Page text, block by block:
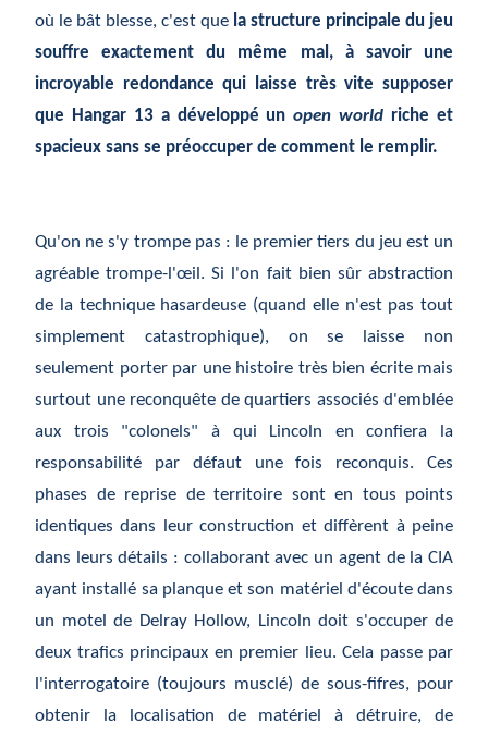
où le bât blesse, c'est que la structure principale du jeu
souffre exactement du même mal, à savoir une
incroyable redondance qui laisse très vite supposer
que Hangar 13 a développé unopen world riche et
spacieux sans se préoccuper de comment le remplir.
Qu'on ne s'y trompe pas : le premier tiers du jeu est un
agréable trompe-l'œil. Si l'on fait bien sûr abstraction
de la technique hasardeuse (quand elle n'est pas tout
simplement catastrophique), on se laisse non
seulement porter par une histoire très bien écrite mais
surtout une reconquête de quartiers associés d'emblée
aux trois "colonels" à qui Lincoln en confiera la
responsabilité par défaut une fois reconquis. Ces
phases de reprise de territoire sont en tous points
identiques dans leur construction et diffèrent à peine
dans leurs détails : collaborant avec un agent de la CIA
ayant installé sa planque et son matériel d'écoute dans
un motel de Delray Hollow, Lincoln doit s'occuper de
deux trafics principaux en premier lieu. Cela passe par
l'interrogatoire (toujours musclé) de sous-fifres, pour
obtenir la localisation de matériel à détruire, de